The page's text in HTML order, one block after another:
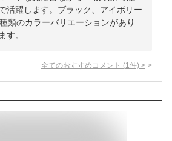
活躍します。ブラック、アイボリー
類のカラーバリエーションがあり
す。
全てのおすすめコメント (1 件) >